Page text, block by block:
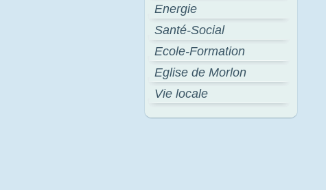
Energie
Santé-Social
Ecole-Formation
Eglise de Morlon
Vie locale